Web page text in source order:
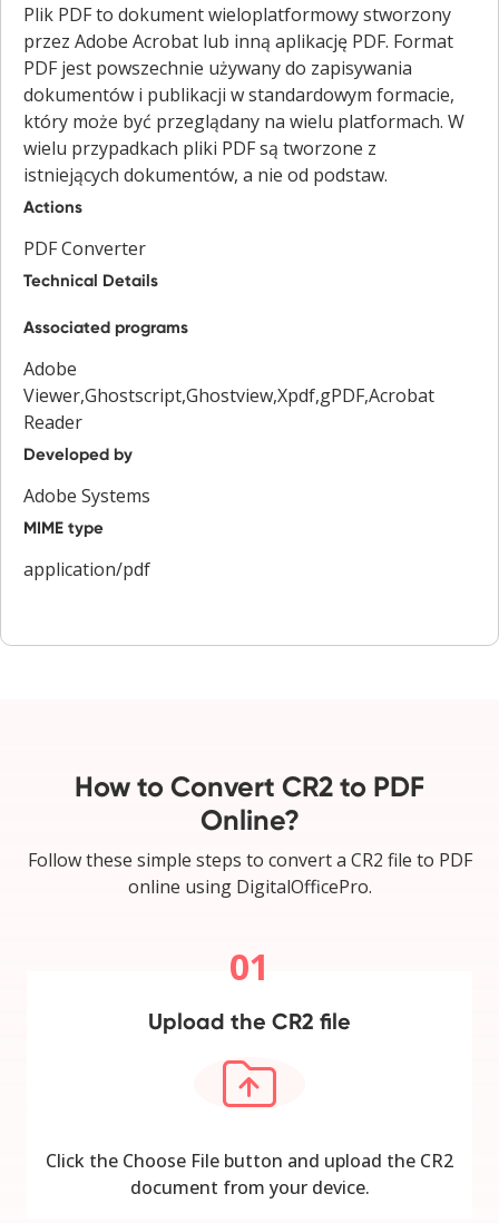
Plik PDF to dokument wieloplatformowy stworzony
przez Adobe Acrobat lub inną aplikację PDF. Format
PDF jest powszechnie używany do zapisywania
dokumentów i publikacji w standardowym formacie,
który może być przeglądany na wielu platformach. W
wielu przypadkach pliki PDF są tworzone z
istniejących dokumentów, a nie od podstaw.
Actions
PDF Converter
Technical Details
Associated programs
Adobe
Viewer,Ghostscript,Ghostview,Xpdf,gPDF,Acrobat
Reader
Developed by
Adobe Systems
MIME type
application/pdf
How to Convert CR2 to PDF
Online?
Follow these simple steps to convert a CR2 file to PDF
online using DigitalOfficePro.
01
Upload the CR2 file
Click the Choose File button and upload the CR2
document from your device.